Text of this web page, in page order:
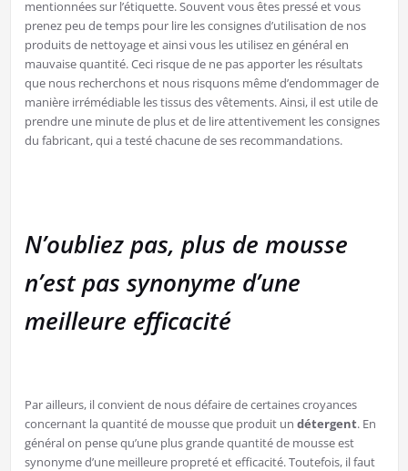
mentionnées sur l’étiquette. Souvent vous êtes pressé et vous
prenez peu de temps pour lire les consignes d’utilisation de nos
produits de nettoyage et ainsi vous les utilisez en général en
mauvaise quantité. Ceci risque de ne pas apporter les résultats
que nous recherchons et nous risquons même d’endommager de
manière irrémédiable les tissus des vêtements. Ainsi, il est utile de
prendre une minute de plus et de lire attentivement les consignes
du fabricant, qui a testé chacune de ses recommandations.
N’oubliez pas, plus de mousse
n’est pas synonyme d’une
meilleure efficacité
Par ailleurs, il convient de nous défaire de certaines croyances
concernant la quantité de mousse que produit un détergent. En
général on pense qu’une plus grande quantité de mousse est
synonyme d’une meilleure propreté et efficacité. Toutefois, il faut